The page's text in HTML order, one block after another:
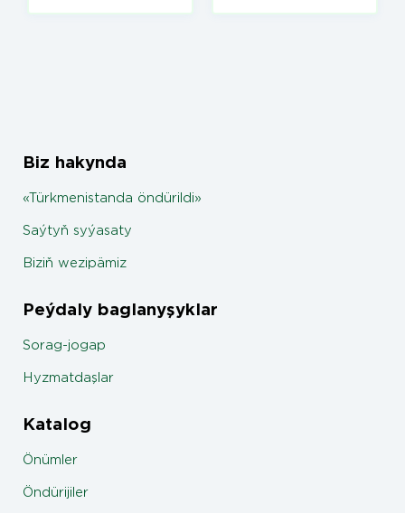
Biz hakynda
«Türkmenistanda öndürildi»
Saýtyň syýasaty
Biziň wezipämiz
Peýdaly baglanyşyklar
Sorag-jogap
Hyzmatdaşlar
Katalog
Önümler
Öndürijiler